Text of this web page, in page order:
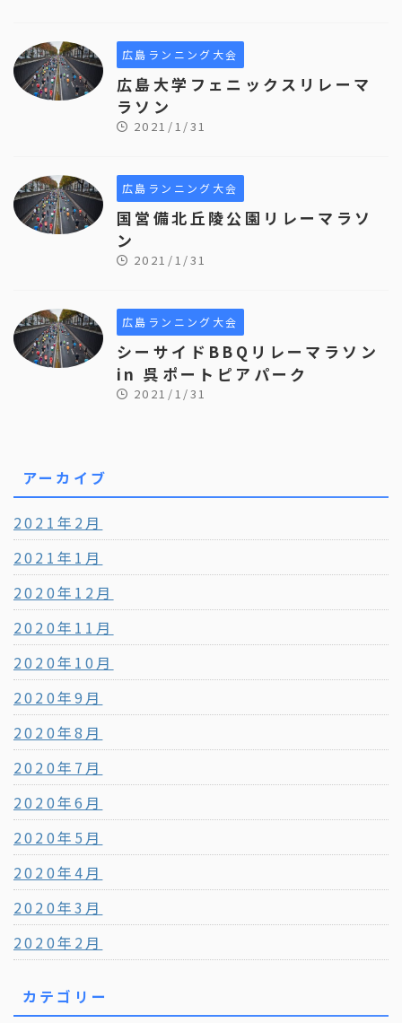
広島ランニング大会
広島大学フェニックスリレーマ
ラソン
2021/1/31
広島ランニング大会
国営備北丘陵公園リレーマラソ
ン
2021/1/31
広島ランニング大会
シーサイドBBQリレーマラソン
in 呉ポートピアパーク
2021/1/31
アーカイブ
2021年2月
2021年1月
2020年12月
2020年11月
2020年10月
2020年9月
2020年8月
2020年7月
2020年6月
2020年5月
2020年4月
2020年3月
2020年2月
カテゴリー